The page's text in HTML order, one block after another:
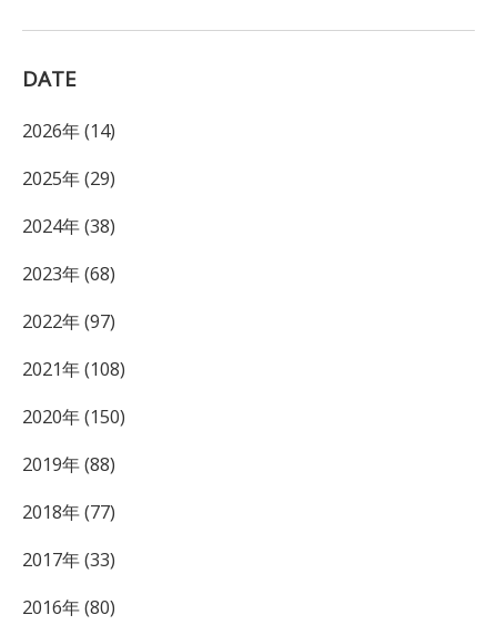
DATE
2026年 (14)
2025年 (29)
2024年 (38)
2023年 (68)
2022年 (97)
2021年 (108)
2020年 (150)
2019年 (88)
2018年 (77)
2017年 (33)
2016年 (80)